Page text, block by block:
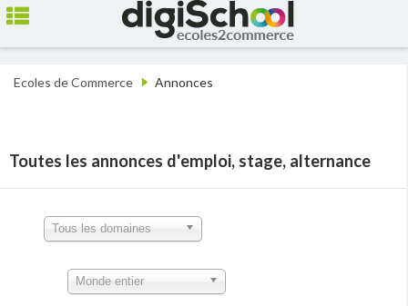
Ecoles de Commerce Annonces
Toutes les annonces d'emploi, stage, alternance
Tous les domaines
Monde entier